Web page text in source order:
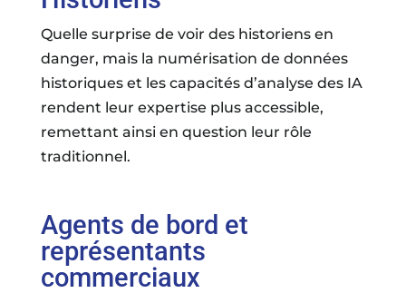
Quelle surprise de voir des historiens en
danger, mais la numérisation de données
historiques et les capacités d’analyse des IA
rendent leur expertise plus accessible,
remettant ainsi en question leur rôle
traditionnel.
Agents de bord et
représentants
commerciaux